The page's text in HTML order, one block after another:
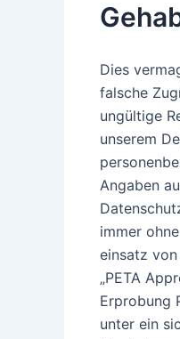
Dies
falsche
ungültige
unserem
Angaben
immer
einsatz
„PETA
Erprobung
unter ein